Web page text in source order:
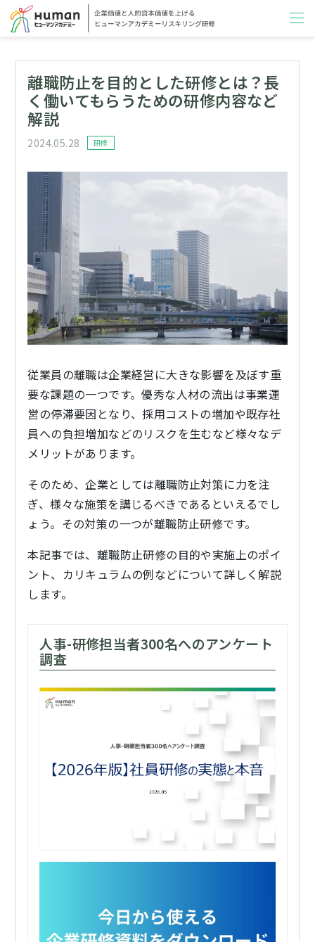
離職防止を目的とした研修とは？長
く働いてもらうための研修内容など
解説
投稿日
2024.05.28 カテゴリー
研修
従業員の離職は企業経営に大きな影響を及ぼす重
要な課題の一つです。優秀な人材の流出は事業運
営の停滞要因となり、採用コストの増加や既存社
員への負担増加などのリスクを生むなど様々なデ
メリットがあります。
そのため、企業としては離職防止対策に力を注
ぎ、様々な施策を講じるべきであるといえるでし
ょう。その対策の一つが離職防止研修です。
本記事では、離職防止研修の目的や実施上のポイ
ント、カリキュラムの例などについて詳しく解説
します。
人事-研修担当者300名へのアンケート
調査